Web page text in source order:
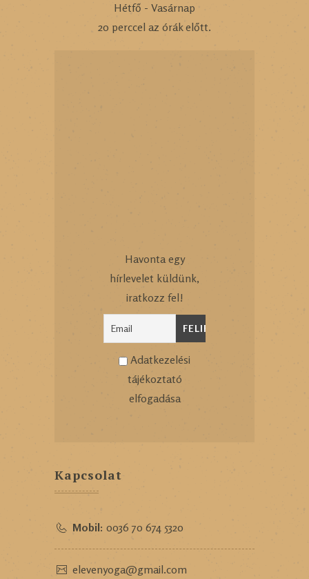
Hétfő - Vasárnap
20 perccel az órák előtt.
Havonta egy
hírlevelet küldünk,
iratkozz fel!
Adatkezelési
tájékoztató
elfogadása
Kapcsolat
Mobil: 0036 70 674 5320
elevenyoga@gmail.com